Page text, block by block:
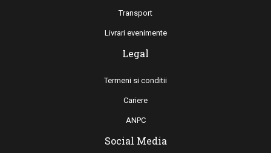
Transport
Livrari evenimente
Legal
Termeni si conditii
Cariere
ANPC
Social Media